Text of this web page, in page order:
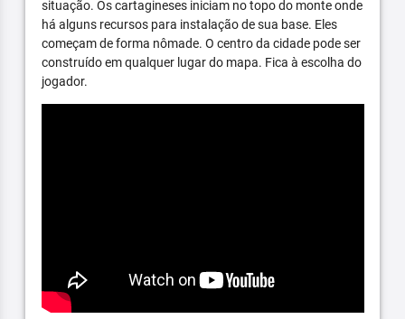
situação. Os cartagineses iniciam no topo do monte onde
há alguns recursos para instalação de sua base. Eles
começam de forma nômade. O centro da cidade pode ser
construído em qualquer lugar do mapa. Fica à escolha do
jogador.